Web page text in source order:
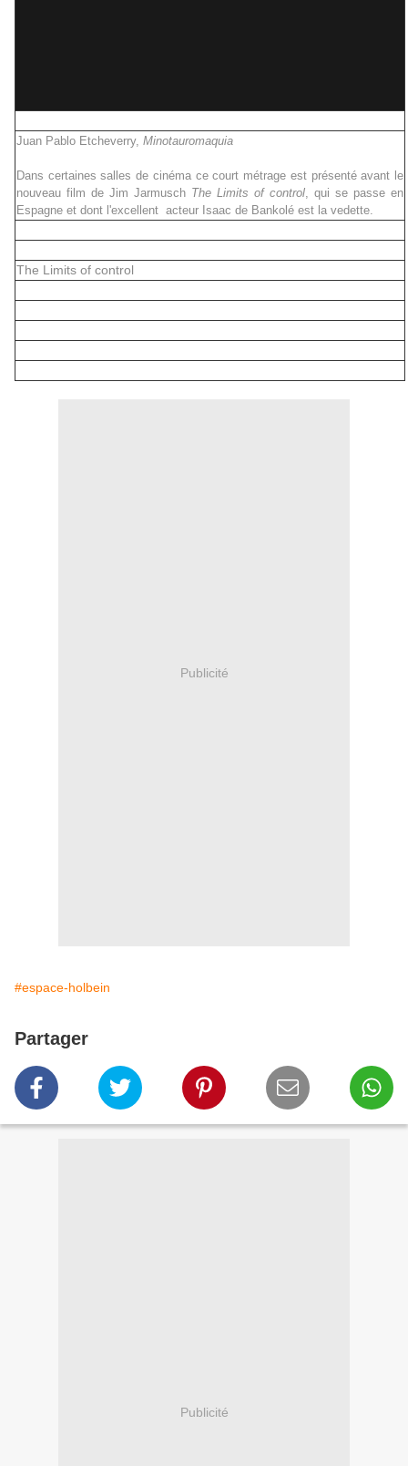
Juan Pablo Etcheverry, Minotauromaquia
Dans certaines salles de cinéma ce court métrage est présenté avant le
nouveau film de Jim Jarmusch The Limits of control, qui se passe en
Espagne et dont l'excellent acteur Isaac de Bankolé est la vedette.
The Limits of control
Publicité
#espace-holbein
Partager
Publicité